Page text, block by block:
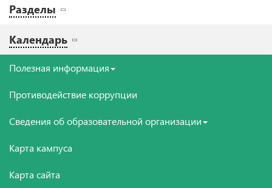
Разделы
Календарь
Полезная информация
Противодействие коррупции
Сведения об образовательной организации
Карта кампуса
Карта сайта